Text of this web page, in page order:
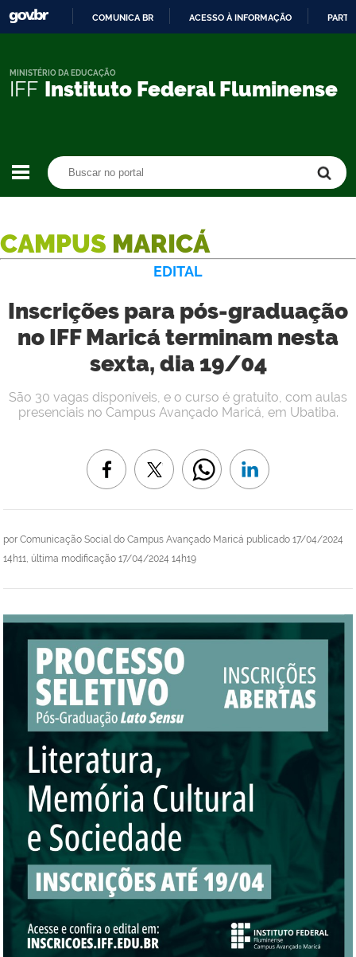
CONTEÚDO
COMUNICA BR ACESSO À INFORMAÇÃO
IFF Instituto Federal Fluminense
MINISTÉRIO DA EDUCAÇÃO
CAMPUS MARICÁ
EDITAL
Inscrições para pós-graduação
no IFF Maricá terminam nesta
sexta, dia 19/04
por Comunicação Social do Campus Avançado Maricá publicado 17/04/2024
14h11, última modificação 17/04/2024 14h19
São 30 vagas disponíveis, e o curso é gratuito, com aulas
presenciais no Campus Avançado Maricá, em Ubatiba.